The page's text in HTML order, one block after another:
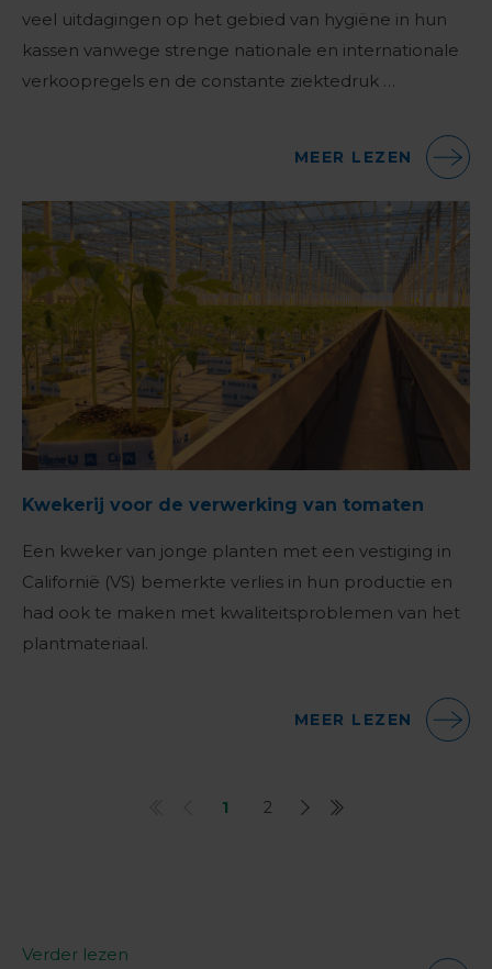
veel uitdagingen op het gebied van hygiëne in hun
kassen vanwege strenge nationale en internationale
verkoopregels en de constante ziektedruk …
MEER LEZEN
Kwekerij voor de verwerking van tomaten
Een kweker van jonge planten met een vestiging in
Californië (VS) bemerkte verlies in hun productie en
had ook te maken met kwaliteitsproblemen van het
plantmateriaal.
MEER LEZEN
1 2
Verder lezen